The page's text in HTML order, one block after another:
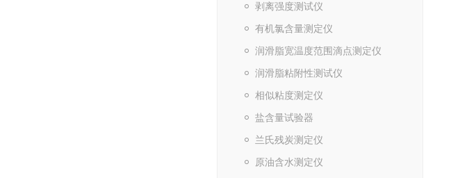
剥离强度测试仪
有机氯含量测定仪
润滑脂宽温度范围滴点测定仪
润滑脂粘附性测试仪
相似粘度测定仪
盐含量试验器
兰氏残炭测定仪
原油含水测定仪